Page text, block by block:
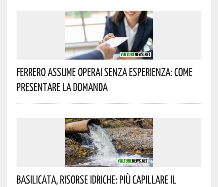
Ferrero Assume Operai Senza Esperienza: Come
Presentare La Domanda
Basilicata, Risorse Idriche: Più Capillare Il